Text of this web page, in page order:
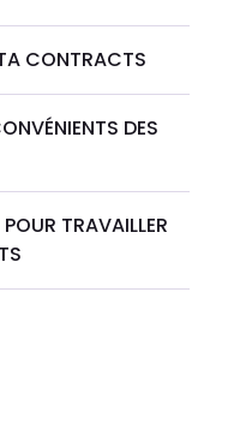
CONTRACTS
DES
TRAVAILLER